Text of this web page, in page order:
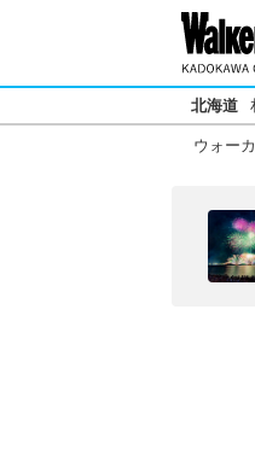
北海道
ウォー